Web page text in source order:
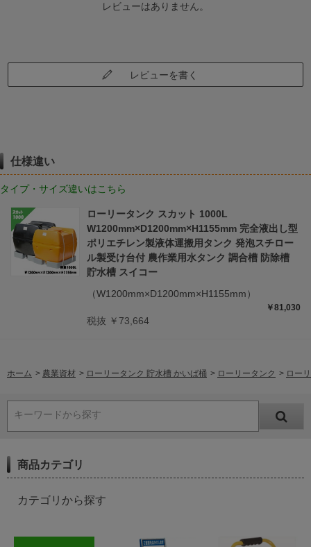
レビューはありません。
レビューを書く
仕様違い
タイプ・サイズ違いはこちら
ローリータンク スカット 1000L
W1200mm×D1200mm×H1155mm 完全液出し型
ポリエチレン製液体運搬用タンク 発泡スチロー
ル製受け台付 農作業用水タンク 調合槽 防除槽
貯水槽 スイコー
（W1200mm×D1200mm×H1155mm）
￥81,030
税抜 ￥73,664
ホーム > 農業資材 > ローリータンク 貯水槽 かいば桶 > ローリータンク > ロー
キーワードから探す
商品カテゴリ
カテゴリから探す